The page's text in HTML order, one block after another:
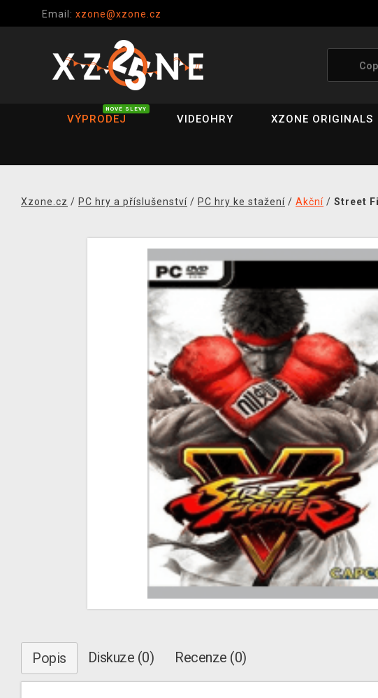
Email: xzone@xzone.cz
VÝPRODEJ
NOVÉ SLEVY
VIDEOHRY XZONE ORIGINALS
Xzone.cz / PC hry a příslušenství / PC hry ke stažení / Akční / Street
Popis Diskuze (0) Recenze (0)